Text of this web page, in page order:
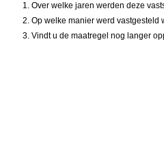
1. Over welke jaren werden deze
2. Op welke manier werd
3. Vindt u de maatregel nog langer